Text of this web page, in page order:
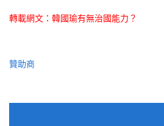
轉載網文：韓國瑜有無治國能力？
贊助商